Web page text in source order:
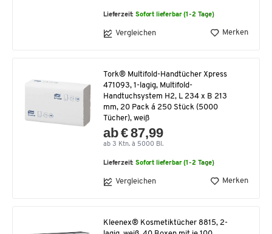
Lieferzeit:Sofort lieferbar (1-2 Tage)
Vergleichen Merken
Tork® Multifold-Handtücher Xpress
471093, 1-lagig, Multifold-
Handtuchsystem H2, L 234 x B 213
mm, 20 Pack á 250 Stück (5000
Tücher), weiß
ab € 87,99
ab 3 Ktn. à 5000 Bl.
Lieferzeit:Sofort lieferbar (1-2 Tage)
Vergleichen Merken
Kleenex® Kosmetiktücher 8815, 2-